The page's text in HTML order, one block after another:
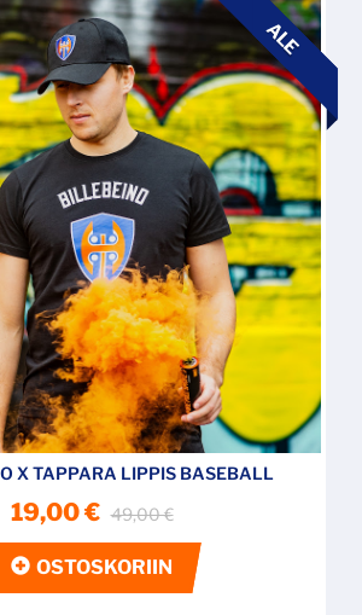
ALE
X TAPPARA LIPPIS BASEBALL
19,00 € 49,00 €
OSTOSKORIIN